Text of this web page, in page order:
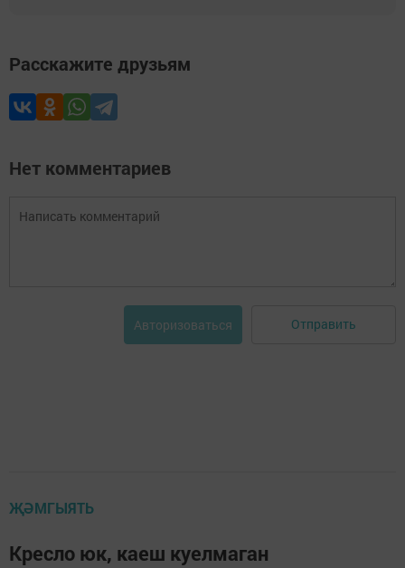
Расскажите друзьям
Нет комментариев
Авторизоваться Отправить
ҖӘМГЫЯТЬ
Кресло юк, каеш куелмаган